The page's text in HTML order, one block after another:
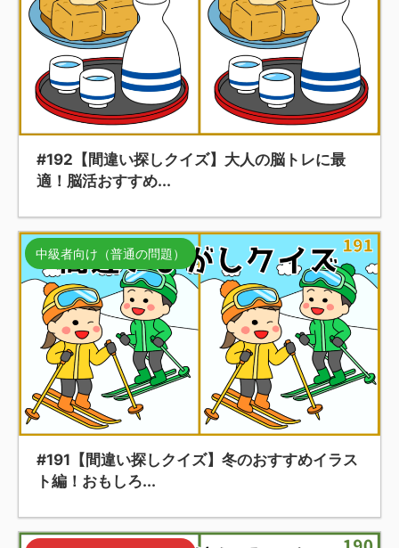
#192【間違い探しクイズ】大人の脳トレに最
適！脳活おすすめ...
中級者向け（普通の問題）
#191【間違い探しクイズ】冬のおすすめイラス
ト編！おもしろ...